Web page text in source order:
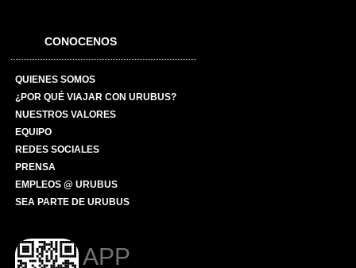
CONOCENOS
QUIENES SOMOS
¿POR QUÉ VIAJAR CON URUBUS?
NUESTROS VALORES
EQUIPO
REDES SOCIALES
PRENSA
EMPLEOS @ URUBUS
SEA PARTE DE URUBUS
APP